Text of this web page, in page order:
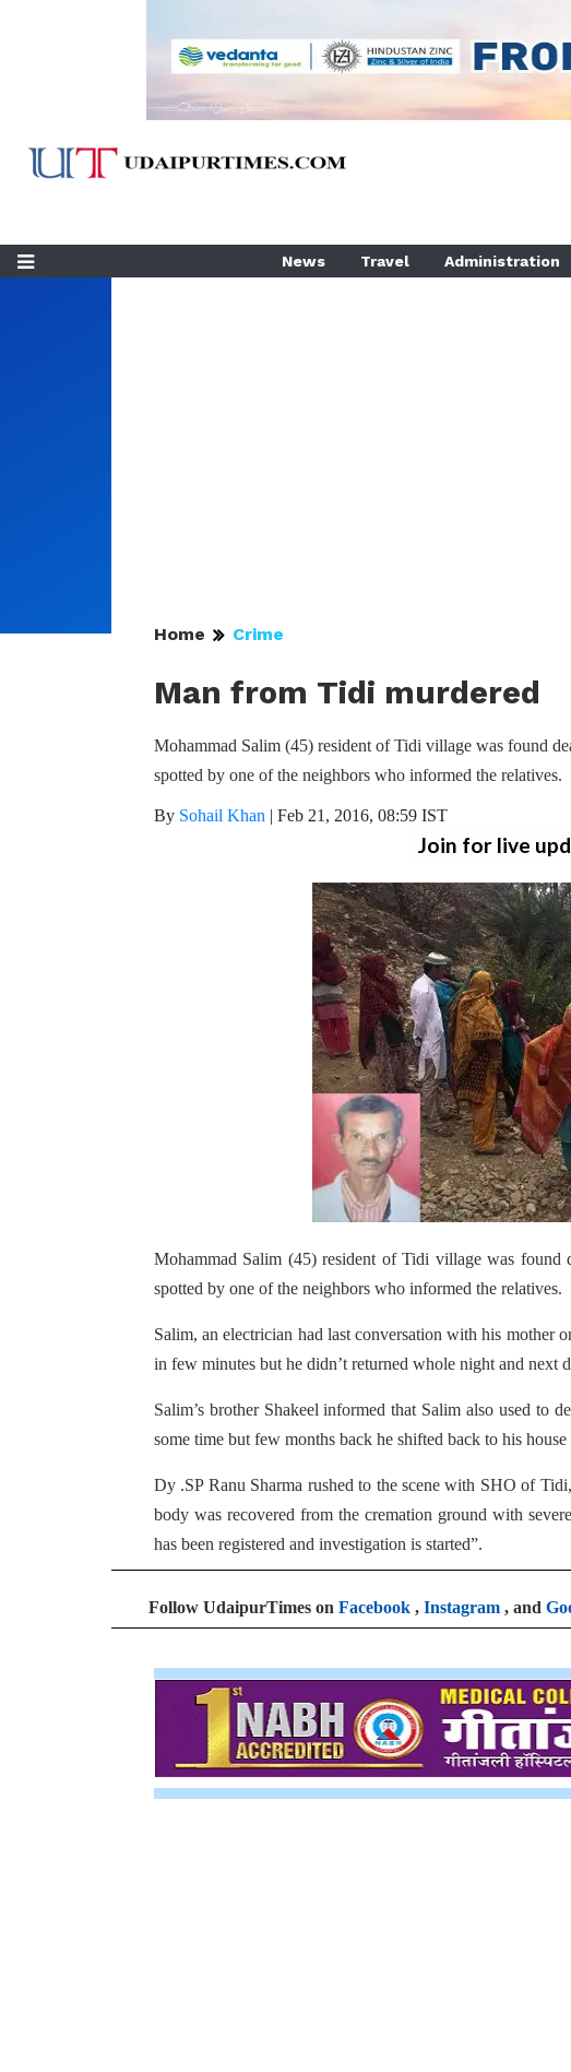
News Travel Administration
Home Crime
Man from Tidi murdered
Mohammad Salim (45) resident of Tidi village was found
spotted by one of the neighbors who informed the relatives.
By Sohail Khan | Feb 21, 2016, 08:59 IST
Join for live
Mohammad Salim (45) resident of Tidi village was
spotted by one of the neighbors who informed the relatives.
Salim, an electrician had last conversation with his mother
in few minutes but he didn’t returned whole night and next
Salim’s brother Shakeel informed that Salim also used to
some time but few months back he shifted back to his
Dy .SP Ranu Sharma rushed to the scene with SHO of
body was recovered from the cremation ground with
has been registered and investigation is started”.
Follow UdaipurTimes on Facebook , Instagram , and